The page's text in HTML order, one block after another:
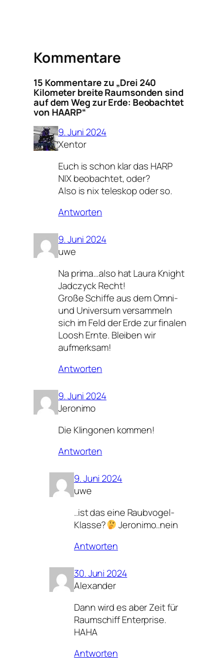
Kommentare
15 Kommentare zu „Drei 240
Kilometer breite Raumsonden sind
auf dem Weg zur Erde: Beobachtet
von HAARP“
9. Juni 2024
Xentor
Euch is schon klar das HARP
NIX beobachtet, oder?
Also is nix teleskop oder so.
Antworten
9. Juni 2024
uwe
Na prima…also hat Laura Knight
Jadczyck Recht!
Große Schiffe aus dem Omni-
und Universum versammeln
sich im Feld der Erde zur finalen
Loosh Ernte. Bleiben wir
aufmerksam!
Antworten
9. Juni 2024
Jeronimo
Die Klingonen kommen!
Antworten
9. Juni 2024
uwe
..ist das eine Raubvogel-
Klasse?
Jeronimo..nein
Antworten
30. Juni 2024
Alexander
Dann wird es aber Zeit für
Raumschiff Enterprise.
HAHA
Antworten